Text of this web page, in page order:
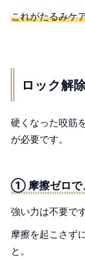
これがたるみケ
ロック解
硬くなった咬筋
が必要です。
① 摩擦ゼロで
強い力は不要です
摩擦を起こさず
と。